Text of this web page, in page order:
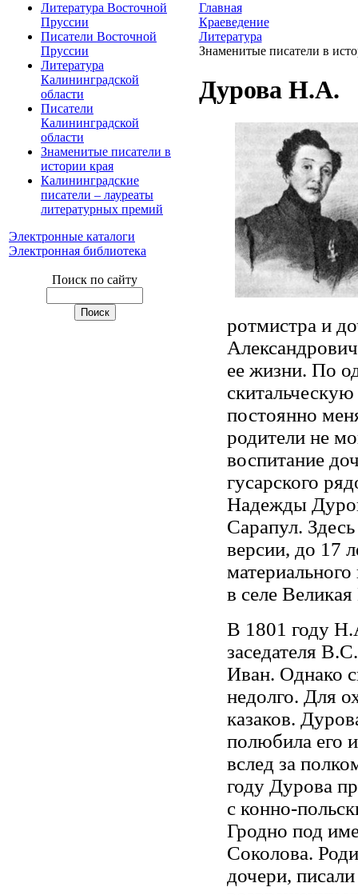
Литература Восточной
Пруссии
Писатели Восточной
Пруссии
Литература
Калининградской
области
Писатели
Калининградской
области
Знаменитые писатели в
истории края
Калининградские
писатели – лауреаты
литературных премий
Электронные каталоги
Электронная библиотека
Поиск по сайту
Главная
Краеведение
Литература
Знаменитые писатели в
Дурова Н.А.
ротмистра и
ее жизни. По
постоянно
родители не
воспитание
гусарского
Надежды
Сарапул.
версии, до 17
в селе
В 1801 году
заседателя
Иван. Однако
недолго. Для
казаков.
полюбила его
вслед за
году Дурова
с конно-
Гродно под
Соколова.
дочери,